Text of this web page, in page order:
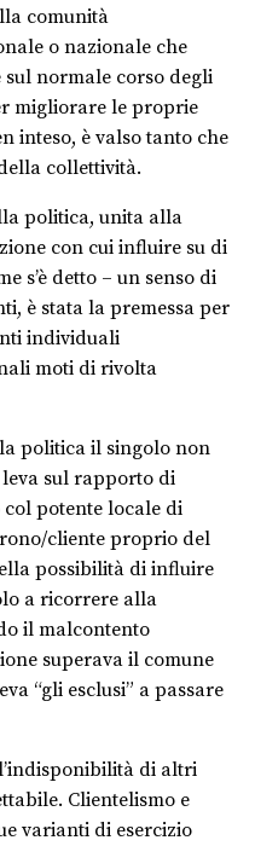
comunità
o nazionale che
normale corso degli
migliorare le proprie
inteso, è valso tanto che
collettività.
politica, unita alla
con cui influire su di
s’è detto – un senso di
è stata la premessa per
individuali
moti di rivolta
politica il singolo non
sul rapporto di
potente locale di
cliente proprio del
possibilità di influire
a ricorrere alla
il malcontento
superava il comune
“gli esclusi” a passare
di altri
Clientelismo e
varianti di esercizio